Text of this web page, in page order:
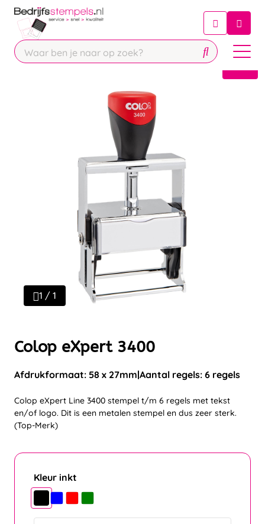
Chatbot
Chat 24/7 met onze chatbot voor
Contact
1 / 1
Colop eXpert 3400
Afdrukformaat: 58 x 27mm Aantal regels: 6 regels
Colop eXpert Line 3400 stempel t/m 6 regels met tekst
en/of logo. Dit is een metalen stempel en dus zeer sterk.
(Top-Merk)
Kleur inkt